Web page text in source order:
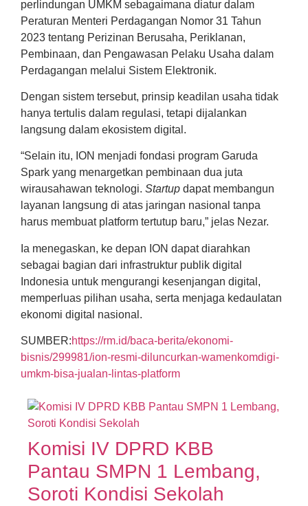
perlindungan UMKM sebagaimana diatur dalam
Peraturan Menteri Perdagangan Nomor 31 Tahun
2023 tentang Perizinan Berusaha, Periklanan,
Pembinaan, dan Pengawasan Pelaku Usaha dalam
Perdagangan melalui Sistem Elektronik.
Dengan sistem tersebut, prinsip keadilan usaha tidak
hanya tertulis dalam regulasi, tetapi dijalankan
langsung dalam ekosistem digital.
“Selain itu, ION menjadi fondasi program Garuda
Spark yang menargetkan pembinaan dua juta
wirausahawan teknologi. Startup dapat membangun
layanan langsung di atas jaringan nasional tanpa
harus membuat platform tertutup baru,” jelas Nezar.
Ia menegaskan, ke depan ION dapat diarahkan
sebagai bagian dari infrastruktur publik digital
Indonesia untuk mengurangi kesenjangan digital,
memperluas pilihan usaha, serta menjaga kedaulatan
ekonomi digital nasional.
SUMBER:https://rm.id/baca-berita/ekonomi-
bisnis/299981/ion-resmi-diluncurkan-wamenkomdigi-
umkm-bisa-jualan-lintas-platform
Komisi IV DPRD KBB
Pantau SMPN 1 Lembang,
Soroti Kondisi Sekolah